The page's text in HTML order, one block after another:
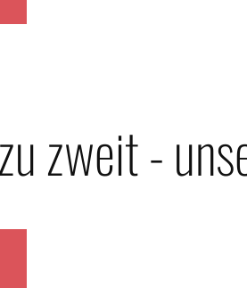
zweit -